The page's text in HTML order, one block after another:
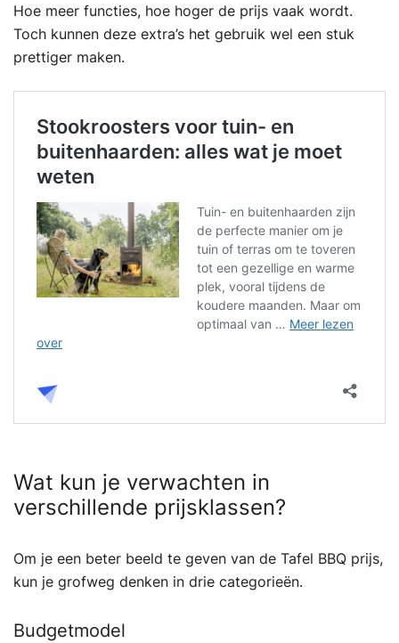
Hoe meer functies, hoe hoger de prijs vaak wordt.
Toch kunnen deze extra’s het gebruik wel een stuk
prettiger maken.
Wat kun je verwachten in
verschillende prijsklassen?
Om je een beter beeld te geven van de Tafel BBQ prijs,
kun je grofweg denken in drie categorieën.
Budgetmodel